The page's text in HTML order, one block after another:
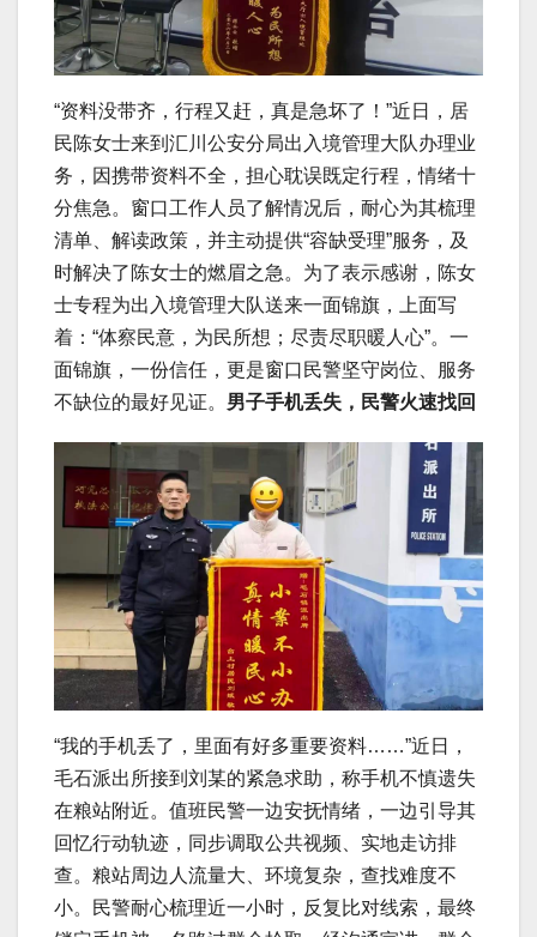
“资料没带齐，行程又赶，真是急坏了！”近日，居
民陈女士来到汇川公安分局出入境管理大队办理业
务，因携带资料不全，担心耽误既定行程，情绪十
分焦急。窗口工作人员了解情况后，耐心为其梳理
清单、解读政策，并主动提供“容缺受理”服务，及
时解决了陈女士的燃眉之急。为了表示感谢，陈女
士专程为出入境管理大队送来一面锦旗，上面写
着：“体察民意，为民所想；尽责尽职暖人心”。一
面锦旗，一份信任，更是窗口民警坚守岗位、服务
不缺位的最好见证。 男子手机丢失，民警火速找回
“我的手机丢了，里面有好多重要资料……”近日，
毛石派出所接到刘某的紧急求助，称手机不慎遗失
在粮站附近。值班民警一边安抚情绪，一边引导其
回忆行动轨迹，同步调取公共视频、实地走访排
查。粮站周边人流量大、环境复杂，查找难度不
小。民警耐心梳理近一小时，反复比对线索，最终